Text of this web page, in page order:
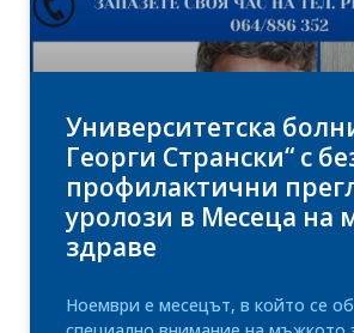
Университетска
Георги Странски“ с
профилактични
уролози в Месеца на
здраве
Ноември е месецът, в който се